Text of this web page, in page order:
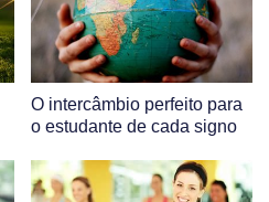
O intercâmbio perfeito para
o estudante de cada signo